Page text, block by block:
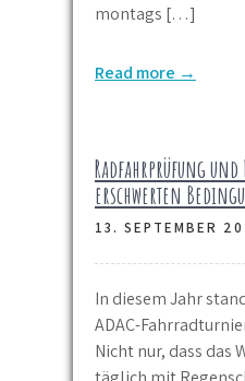
montags […]
Read more →
Radfahrprüfung
erschwerten
13. SEPTEMBER
In diesem Jahr
ADAC-
Nicht nur, dass das